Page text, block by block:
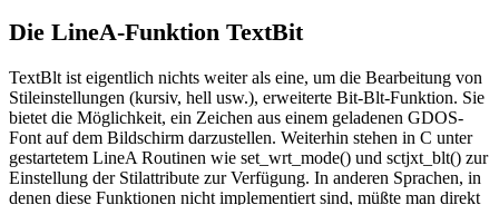
Die LineA-Funktion TextBit
TextBlt ist eigentlich nichts weiter als eine, um die Bearbeitung von
Stileinstellungen (kursiv, hell usw.), erweiterte Bit-Blt-Funktion. Sie
bietet die Möglichkeit, ein Zeichen aus einem geladenen GDOS-
Font auf dem Bildschirm darzustellen. Weiterhin stehen in C unter
gestartetem LineA Routinen wie set_wrt_mode() und sctjxt_blt() zur
Einstellung der Stilattribute zur Verfügung. In anderen Sprachen, in
denen diese Funktionen nicht implementiert sind, müßte man direkt